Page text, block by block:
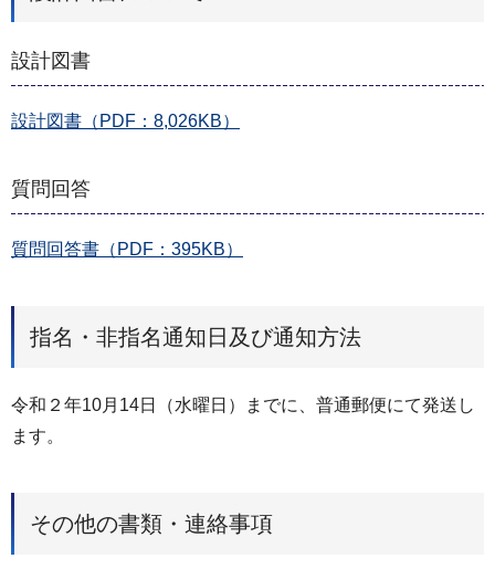
設計図書
設計図書（PDF：8,026KB）
質問回答
質問回答書（PDF：395KB）
指名・非指名通知日及び通知方法
令和２年10⽉14⽇（⽔曜⽇）までに、普通郵便にて発送し
ます。
その他の書類・連絡事項